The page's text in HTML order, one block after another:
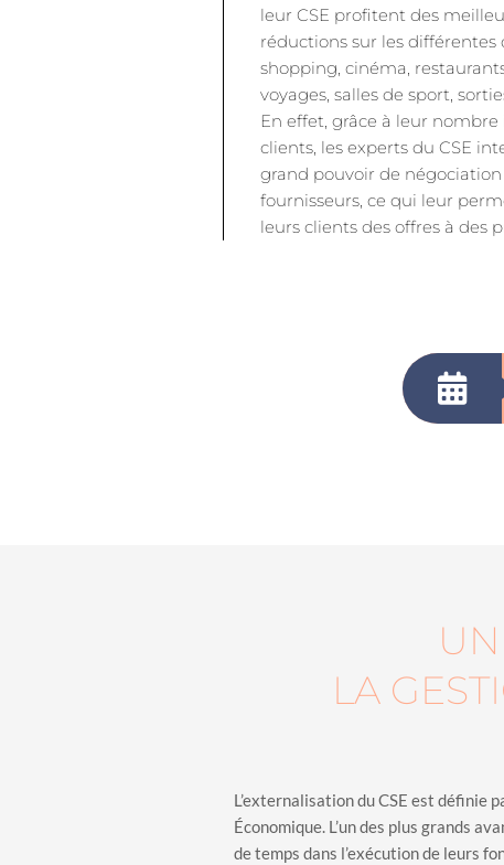
leur CSE profitent des
réductions sur les différentes
shopping, cinéma,
voyages, salles de sport,
En effet, grâce à leur
clients, les experts du CSE
grand pouvoir de
fournisseurs, ce qui leur
leurs clients des offres à des
LA
L’externalisation du CSE est définie
Économique. L’un des plus grands
de temps dans l’exécution de leurs